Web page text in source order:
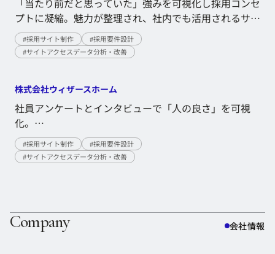
「当たり前だと思っていた」強みを可視化し採用コンセ
プトに凝縮。魅力が整理され、社内でも活用されるサイ
トへ。
「当たり前だと思っていた」強みを可視化し採用コンセ
プトに凝縮。魅力が整理され、社内でも活用されるサイ
トへ。
#採用サイト制作 #採用要件設計
#サイトアクセスデータ分析・改善
株式会社ウィザースホーム
社員アンケートとインタビューで「人の良さ」を可視
化。
自社の魅力理解の深化を促進。
社員アンケートとインタビューで「人の良さ」を可視
化。
自社の魅力理解の深化を促進。
#採用サイト制作 #採用要件設計
#サイトアクセスデータ分析・改善
Company 会社情報